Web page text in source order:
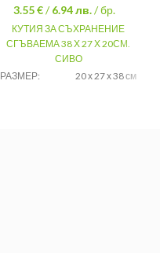
3.55 €/6.94лв./ бр.
КУТИЯ ЗА СЪХРАНЕНИЕ
СГЪВАЕМА 38 Х 27 Х 20СМ.
СИВО
РАЗМЕР:
20 х 27 х 38 см